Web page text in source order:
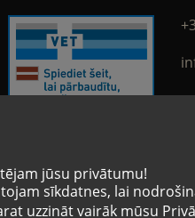
jūsu privātumu!
sīkdatnes, lai
uzzināt vairāk mūsu
Licences numurs
VA-9936453